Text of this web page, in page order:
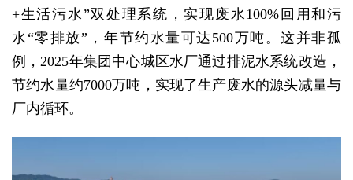
+生活污水”双处理系统，实现废水100%回用和污
水“零排放”，年节约水量可达500万吨。这并非孤
例，2025年集团中心城区水厂通过排泥水系统改造，
节约水量约7000万吨，实现了生产废水的源头减量与
厂内循环。